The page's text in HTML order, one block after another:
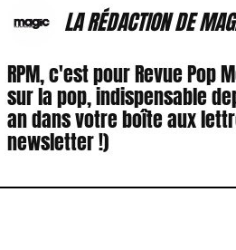
LA RÉDACTION DE
RPM, c'est pour Revue Pop
sur la pop, indispensable
an dans votre boîte aux
newsletter !)